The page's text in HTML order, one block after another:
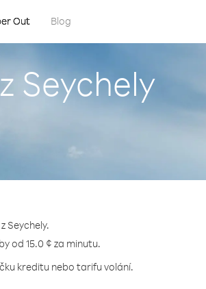
Out Blog
Seychely
Seychely.
od 15.0 ¢ za minutu.
kreditu nebo tarifu volání.